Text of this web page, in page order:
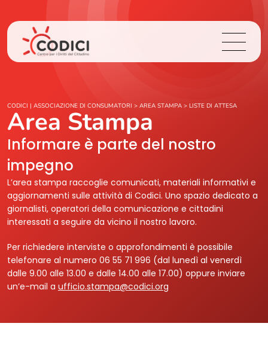
Chi Siamo
Cosa Facciamo
Area Stampa
Contatti
Login
CODICI | ASSOCIAZIONE DI CONSUMATORI > AREA STAMPA > LISTE DI ATTESA
Area Stampa
Informare è parte del nostro
impegno
L’area stampa raccoglie comunicati, materiali informativi e
aggiornamenti sulle attività di Codici. Uno spazio dedicato a
giornalisti, operatori della comunicazione e cittadini
interessati a seguire da vicino il nostro lavoro.
Per richiedere interviste o approfondimenti è possibile
telefonare al numero 06 55 71 996 (dal lunedì al venerdì
dalle 9.00 alle 13.00 e dalle 14.00 alle 17.00) oppure inviare
un’e-mail a ufficio.stampa@codici.org